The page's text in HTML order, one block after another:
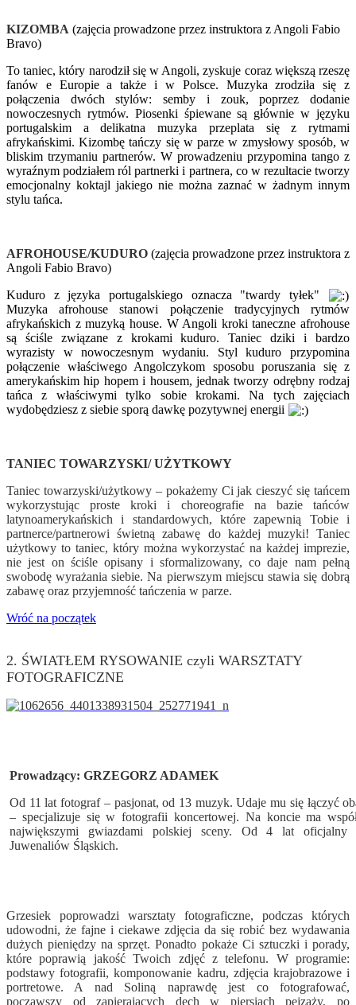
KIZOMBA (zajęcia prowadzone przez instruktora z Angoli Fabio
Bravo)
To taniec, który narodził się w Angoli, zyskuje coraz większą rzeszę
fanów e Europie a także i w Polsce. Muzyka zrodziła się z
połączenia dwóch stylów: semby i zouk, poprzez dodanie
nowoczesnych rytmów. Piosenki śpiewane są głównie w języku
portugalskim a delikatna muzyka przeplata się z rytmami
afrykańskimi. Kizombę tańczy się w parze w zmysłowy sposób, w
bliskim trzymaniu partnerów. W prowadzeniu przypomina tango z
wyraźnym podziałem ról partnerki i partnera, co w rezultacie tworzy
emocjonalny koktajl jakiego nie można zaznać w żadnym innym
stylu tańca.
AFROHOUSE/KUDURO (zajęcia prowadzone przez instruktora z
Angoli Fabio Bravo)
Kuduro z języka portugalskiego oznacza "twardy tyłek"
Muzyka afrohouse stanowi połączenie tradycyjnych rytmów
afrykańskich z muzyką house. W Angoli kroki taneczne afrohouse
są ściśle związane z krokami kuduro. Taniec dziki i bardzo
wyrazisty w nowoczesnym wydaniu. Styl kuduro przypomina
połączenie właściwego Angolczykom sposobu poruszania się z
amerykańskim hip hopem i housem, jednak tworzy odrębny rodzaj
tańca z właściwymi tylko sobie krokami. Na tych zajęciach
wydobędziesz z siebie sporą dawkę pozytywnej energii
TANIEC TOWARZYSKI/ UŻYTKOWY
Taniec towarzyski/użytkowy – pokażemy Ci jak cieszyć się tańcem
wykorzystując proste kroki i choreografie na bazie tańców
latynoamerykańskich i standardowych, które zapewnią Tobie i
partnerce/partnerowi świetną zabawę do każdej muzyki! Taniec
użytkowy to taniec, który można wykorzystać na każdej imprezie,
nie jest on ściśle opisany i sformalizowany, co daje nam pełną
swobodę wyrażania siebie. Na pierwszym miejscu stawia się dobrą
zabawę oraz przyjemność tańczenia w parze.
Wróć na początek
2. ŚWIATŁEM RYSOWANIE czyli WARSZTATY
FOTOGRAFICZNE
Prowadzący: GRZEGORZ ADAMEK
Od 11 lat fotograf – pasjonat, od 13 muzyk. Udaje mu się łączyć
– specjalizuje się w fotografii koncertowej. Na koncie ma
największymi gwiazdami polskiej sceny. Od 4 lat oficjalny
Juwenaliów Śląskich.
Grzesiek poprowadzi warsztaty fotograficzne, podczas których
udowodni, że fajne i ciekawe zdjęcia da się robić bez wydawania
dużych pieniędzy na sprzęt. Ponadto pokaże Ci sztuczki i porady,
które poprawią jakość Twoich zdjęć z telefonu. W programie:
podstawy fotografii, komponowanie kadru, zdjęcia krajobrazowe i
portretowe. A nad Soliną naprawdę jest co fotografować,
począwszy od zapierających dech w piersiach pejzaży, po